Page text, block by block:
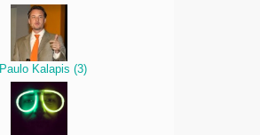
Paulo Kalapis(3)